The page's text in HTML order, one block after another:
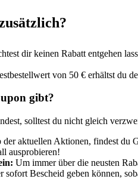
dir keinen Rabatt entgehen
von 50 € erhältst du
gibt?
solltest du nicht gleich
der aktuellen Aktionen, findest du
ausprobieren!
Um immer über die neusten
Bescheid geben können,